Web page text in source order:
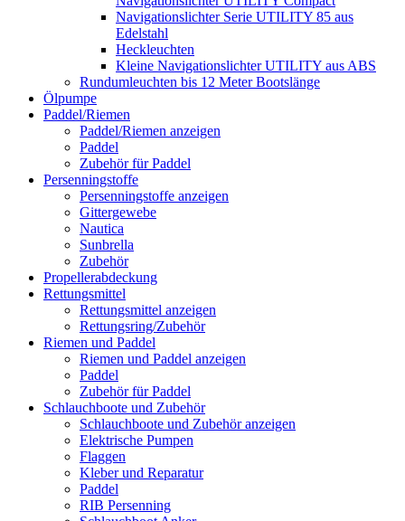
Navigationslichter Serie UTILITY 85 aus
Edelstahl
Heckleuchten
Kleine Navigationslichter UTILITY aus ABS
Rundumleuchten bis 12 Meter Bootslänge
Ölpumpe
Paddel/Riemen
Paddel/Riemen anzeigen
Paddel
Zubehör für Paddel
Persenningstoffe
Persenningstoffe anzeigen
Gittergewebe
Nautica
Sunbrella
Zubehör
Propellerabdeckung
Rettungsmittel
Rettungsmittel anzeigen
Rettungsring/Zubehör
Riemen und Paddel
Riemen und Paddel anzeigen
Paddel
Zubehör für Paddel
Schlauchboote und Zubehör
Schlauchboote und Zubehör anzeigen
Elektrische Pumpen
Flaggen
Kleber und Reparatur
Paddel
RIB Persenning